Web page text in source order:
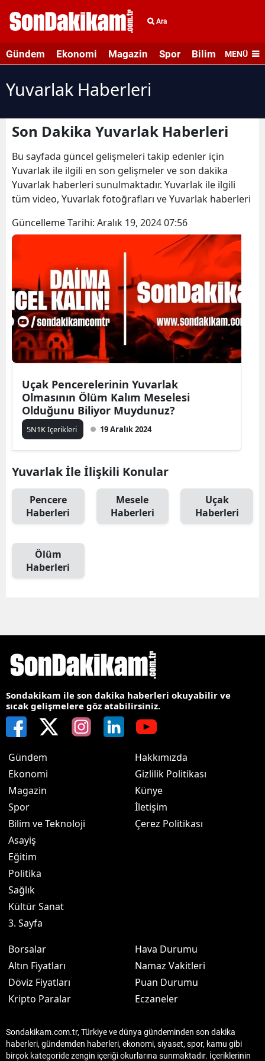
Ara
Gündem Ekonomi Magazin Spor Bilim veMENÜ
Yuvarlak Haberleri
Son Dakika Yuvarlak Haberleri
Bu sayfada güncel gelişmeleri takip edenler için
Yuvarlak ile ilgili en son gelişmeler ve son dakika
Yuvarlak haberleri sunulmaktadır. Yuvarlak ile ilgili
tüm video, Yuvarlak fotoğrafları ve Yuvarlak haberleri
Güncelleme Tarihi: Aralık 19, 2024 07:56
Uçak Pencerelerinin Yuvarlak
Olmasının Ölüm Kalım Meselesi
Olduğunu Biliyor Muydunuz?
5N1K İçerikleri 19 Aralık 2024
Yuvarlak İle İlişkili Konular
Pencere
Haberleri
Mesele
Haberleri
Uçak
Haberleri
Ölüm
Haberleri
Sondakikam ile son dakika haberleri okuyabilir ve
sıcak gelişmelere göz atabilirsiniz.
Gündem
Ekonomi
Magazin
Spor
Bilim ve Teknoloji
Asayiş
Eğitim
Politika
Sağlık
Kültür Sanat
3. Sayfa
Hakkımızda
Gizlilik Politikası
Künye
İletişim
Çerez Politikası
Borsalar
Altın Fiyatları
Döviz Fiyatları
Kripto Paralar
Hava Durumu
Namaz Vakitleri
Puan Durumu
Eczaneler
Sondakikam.com.tr, Türkiye ve dünya gündeminden son dakika
haberleri, gündemden haberleri, ekonomi, siyaset, spor, kamu gibi
birçok kategoride zengin içeriği okurlarına sunmaktadır. İçeriklerinin